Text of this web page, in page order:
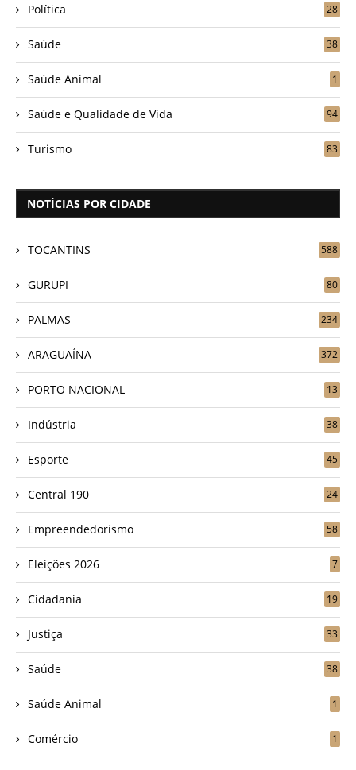
Política 28
Saúde 38
Saúde Animal 1
Saúde e Qualidade de Vida 94
Turismo 83
NOTÍCIAS POR CIDADE
TOCANTINS 588
GURUPI 80
PALMAS 234
ARAGUAÍNA 372
PORTO NACIONAL 13
Indústria 38
Esporte 45
Central 190 24
Empreendedorismo 58
Eleições 2026 7
Cidadania 19
Justiça 33
Saúde 38
Saúde Animal 1
Comércio 1